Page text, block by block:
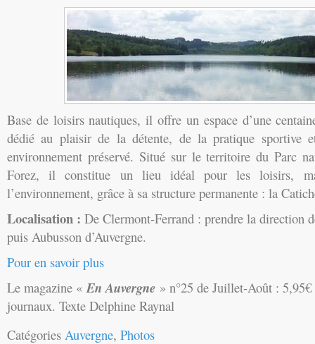
Base de loisirs nautiques, il offre un espace d’une
dédié au plaisir de la détente, de la pratique sportive
environnement préservé. Situé sur le territoire du Parc
Forez, il constitue un lieu idéal pour les loisirs,
l’environnement, grâce à sa structure permanente : la
Localisation : De Clermont-Ferrand : prendre la direction
puis Aubusson d’Auvergne.
Pour en savoir plus
Le magazine « En Auvergne » n°25 de Juillet-Août :
journaux. Texte Delphine Raynal
Catégories Auvergne, Photos